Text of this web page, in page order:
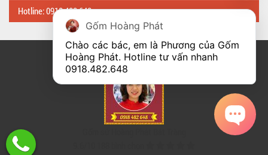
Hotline: 0918 482 648
© Bản quyền thuộc vềHoangphatbattrang.vn
Gốm Hoàng Phát
Chào các bác, em là Phương của Gốm
0918.482.648